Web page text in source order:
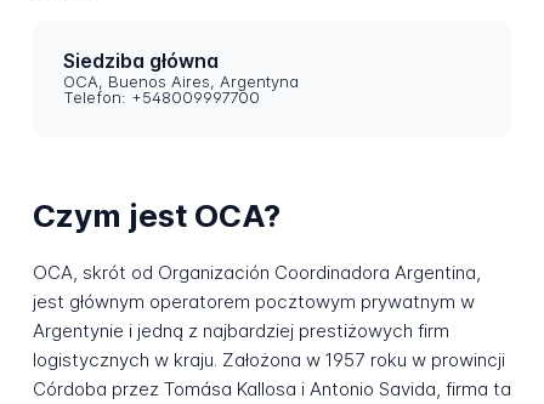
Siedziba główna
OCA, Buenos Aires, Argentyna
Telefon: +548009997700
Czym jest OCA?
OCA, skrót od Organización Coordinadora Argentina,
jest głównym operatorem pocztowym prywatnym w
Argentynie i jedną z najbardziej prestiżowych firm
logistycznych w kraju. Założona w 1957 roku w prowincji
Córdoba przez Tomása Kallosa i Antonio Savida, firma ta